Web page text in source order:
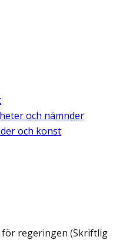
och nämnder
och konst
för regeringen (Skriftlig